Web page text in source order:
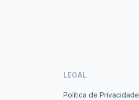
LEGAL
Política de Privacidade